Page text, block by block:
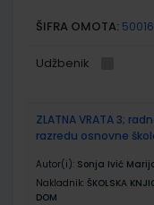
ŠIFRA OMOTA:
Udžbenik
ZLATNA VRATA 3;
razredu osnovne
Autor(i): Sonja Ivić
Nakladnik: ŠKOLSKA
DOM